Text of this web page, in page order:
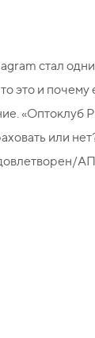
стал
это и
«Оптоклуб
или